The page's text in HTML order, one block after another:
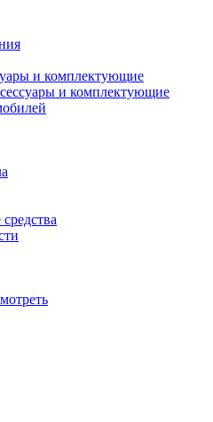
и комплектующие
и комплектующие